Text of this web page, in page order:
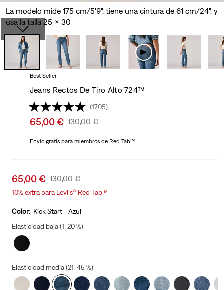
La modelo mide 175 cm/5'9", tiene una cintura de 61 cm/24", y
usa la talla 25 x 30
Best Seller
Jeans Rectos De Tiro Alto 724™
(1705)
Sale
is
65,00 € Original
Was
130,00 €
Envío gratispara miembros de Red Tab™
Sale
price
65,00 € Original
Price
130,00 €
10% extra para Levi's® Red Tab™
Color: Kick Start - Azul
Elasticidad baja (1-20 %)
Elasticidad media (21-45 %)